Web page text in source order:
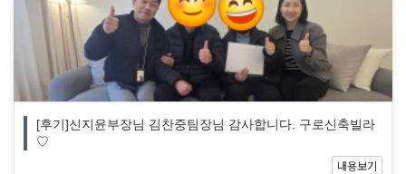
[후기]신지윤부장님 김찬중팀장님 감사합니다. 구로신축빌라
♡
내용보기